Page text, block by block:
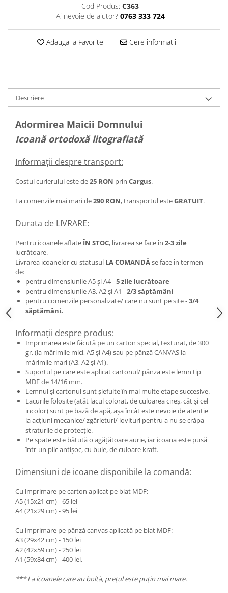
Cod Produs: C363
Ai nevoie de ajutor? 0763 333 724
Adauga la Favorite Cere informatii
Descriere
Adormirea Maicii Domnului
Icoană ortodoxă litografiată
Informații despre transport:
Costul curierului este de25 RON prin Cargus.
La comenzile mai mari de290 RON, transportul esteGRATUIT.
Durata de LIVRARE:
Pentru icoanele aflateÎN STOC, livrarea se face în 2-3 zile
lucrătoare.
Livrarea icoanelor cu statusul LA COMANDĂse face în termen
de:
pentru dimensiunile A5 și A4 -5 zile lucrătoare
pentru dimensiunile A3, A2 și A1 -2/3 săptămâni
pentru comenzile personalizate/ care nu sunt pe site -3/4
săptămâni.
Informații despre produs:
Imprimarea este făcută pe un carton special, texturat, de 300
gr. (la mărimile mici, A5 și A4) sau pe pânză CANVAS la
mărimile mari (A3, A2 și A1).
Suportul pe care este aplicat cartonul/ pânza este lemn tip
MDF de 14/16 mm.
Lemnul și cartonul sunt șlefuite în mai multe etape succesive.
Lacurile folosite (atât lacul colorat, de culoarea cireș, cât și cel
incolor) sunt pe bază de apă, așa încât este nevoie de atenție
la acțiuni mecanice/ zgărieturi/ lovituri pentru a nu se crăpa
straturile de protecție.
Pe spate este bătută o agățătoare aurie, iar icoana este pusă
într-un plic antișoc, cu bule, de culoare kraft.
Dimensiuni de icoane disponibile la comandă:
Cu imprimare pe carton aplicat pe blat MDF:
A5 (15x21 cm) - 65 lei
A4 (21x29 cm) - 95 lei
Cu imprimare pe pânză canvas aplicată pe blat MDF:
A3 (29x42 cm) - 150 lei
A2 (42x59 cm) - 250 lei
A1 (59x84 cm) - 400 lei.
*** La icoanele care au boltă, prețul este puțin mai mare.